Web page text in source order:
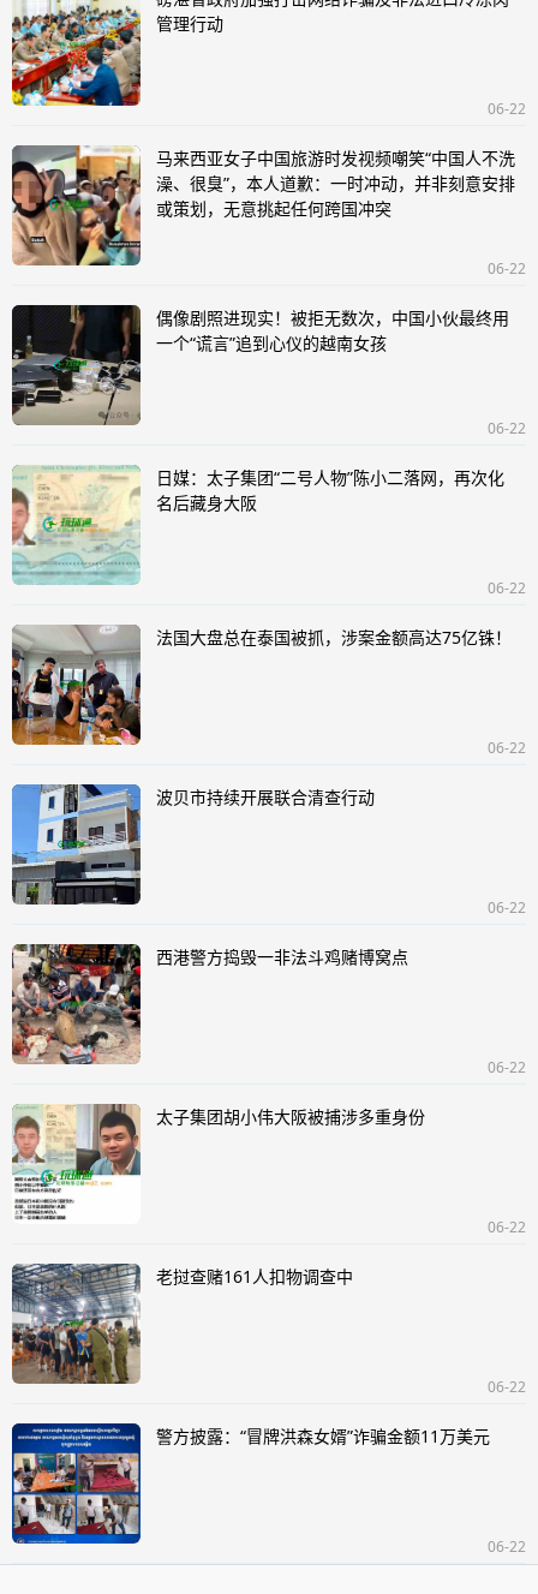
管理行动
06-22
马来西亚女子中国旅游时发视频嘲笑“中国人不洗
澡、很臭”，本人道歉：一时冲动，并非刻意安排
或策划，无意挑起任何跨国冲突
06-22
偶像剧照进现实！被拒无数次，中国小伙最终用
一个“谎言”追到心仪的越南女孩
06-22
日媒：太子集团“二号人物”陈小二落网，再次化
名后藏身大阪
06-22
法国大盘总在泰国被抓，涉案金额高达75亿铢！
06-22
波贝市持续开展联合清查行动
06-22
西港警方捣毁一非法斗鸡赌博窝点
06-22
太子集团胡小伟大阪被捕涉多重身份
06-22
老挝查赌161人扣物调查中
06-22
警方披露：“冒牌洪森女婿”诈骗金额11万美元
06-22